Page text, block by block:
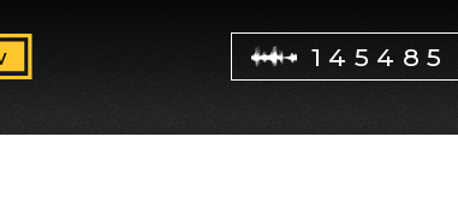
145485